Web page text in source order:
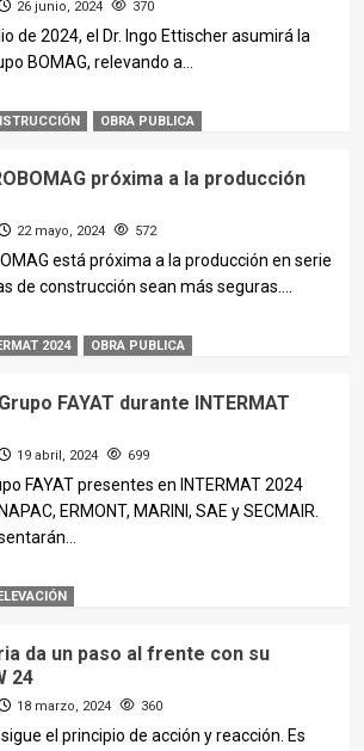
26 junio, 2024 370
de 2024, el Dr. Ingo Ettischer asumirá la
BOMAG, relevando a...
OBRA PUBLICA
próxima a la producción
22 mayo, 2024 572
está próxima a la producción en serie
de construcción sean más seguras....
2024 OBRA PUBLICA
FAYAT durante INTERMAT
19 abril, 2024 699
FAYAT presentes en INTERMAT 2024
ERMONT, MARINI, SAE y SECMAIR.
ELEVACIÓN
da un paso al frente con su
24
18 marzo, 2024 360
el principio de acción y reacción. Es